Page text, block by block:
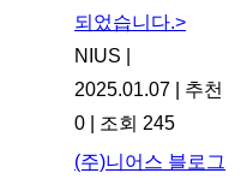
되었습니다.>
NIUS
2025.01.07
추천
0
조회 245
(주)니어스 블로그